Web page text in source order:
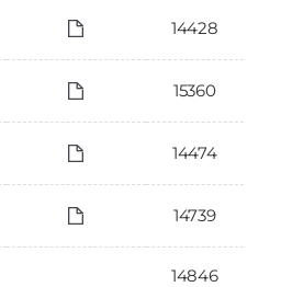
14428
15360
14474
14739
14846